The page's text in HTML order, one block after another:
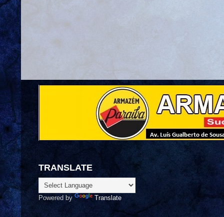
TRANSLATE
Powered by Translate